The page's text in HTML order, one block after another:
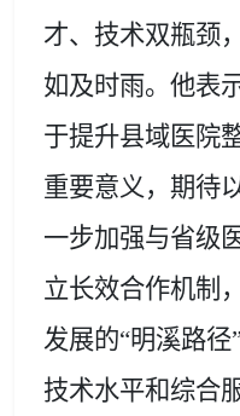
才、技术双瓶颈
如及时雨。他表
于提升县域医院
重要意义，期待
一步加强与省级
立长效合作机制
发展的“明溪路
技术水平和综合